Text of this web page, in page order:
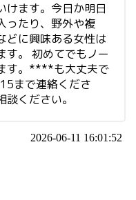
けます。今日か明日
ったり、野外や複
どに興味ある女性は
す。 初めてでもノー
す。****も大丈夫で
まで連絡くださ
ください。
2026-06-11 16:01:52